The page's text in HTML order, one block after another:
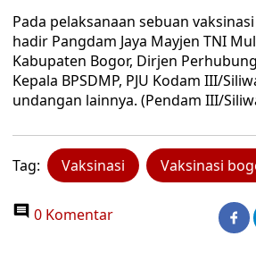
Pada pelaksanaan sebuan
hadir Pangdam Jaya Mayjen TNI
Kabupaten Bogor, Dirjen
Kepala BPSDMP, PJU Kodam III/
undangan lainnya. (Pendam III/
Tag: Vaksinasi Vaksinasi
0 Komentar